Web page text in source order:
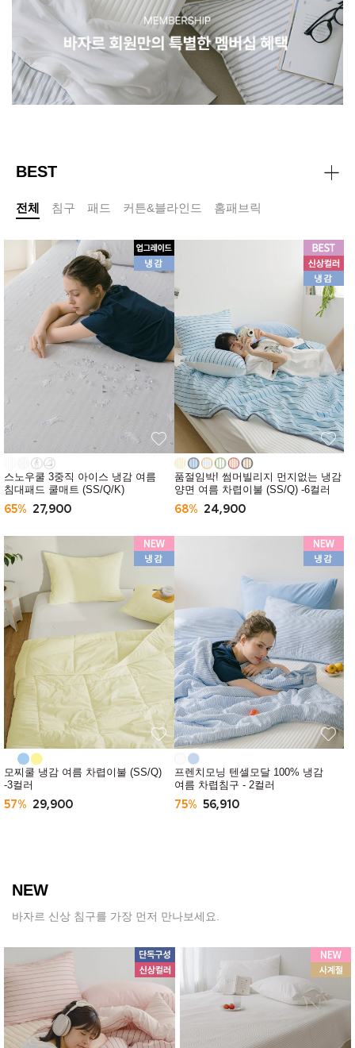
BEST
전체 침구 패드 커튼&블라인드 홈패브릭
스노우쿨 3중직 아이스 냉감 여름
침대패드 쿨매트 (SS/Q/K)
65% 27,900
품절임박! 썸머빌리지 먼지없는 냉감
양면 여름 차렵이불 (SS/Q) -6컬러
68% 24,900
모찌쿨 냉감 여름 차렵이불 (SS/Q)
-3컬러
57% 29,900
프렌치모닝 텐셀모달 100% 냉감
여름 차렵침구 - 2컬러
75% 56,910
NEW
바자르 신상 침구를 가장 먼저 만나보세요.